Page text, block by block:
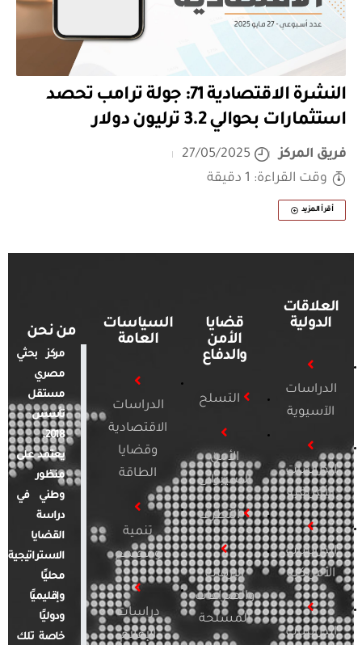
النشرة الاقتصادية 71: جولة ترامب تحصد
استثمارات بحوالي 3.2 ترليون دولار
فريق المركز
27/05/2025
وقت القراءة: 1 دقيقة
أقرأ المزيد
العلاقات
الدولية
الدراسات
الآسيوية
الدراسات
الأفريقية
الدراسات
الأمريكية
الدراسات
قضايا
الأمن
والدفاع
التسلح
الأمن
السيبراني
التطرف
الإرهاب
والصراعات
المسلحة
السياسات
العامة
الدراسات
الاقتصادية
وقضايا
الطاقة
تنمية
ومجتمع
دراسات
الإعلام
من نحن
مركز بحثي
مصري
مستقل
تأسس
2018.
يعتمد على
منظور
وطني في
دراسة
القضايا
الاستراتيجية
محليًا
وإقليميًا
ودوليًا
خاصة تلك